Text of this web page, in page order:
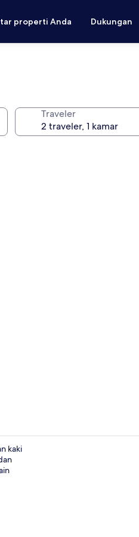
properti Anda Dukungan
Traveler
kaki